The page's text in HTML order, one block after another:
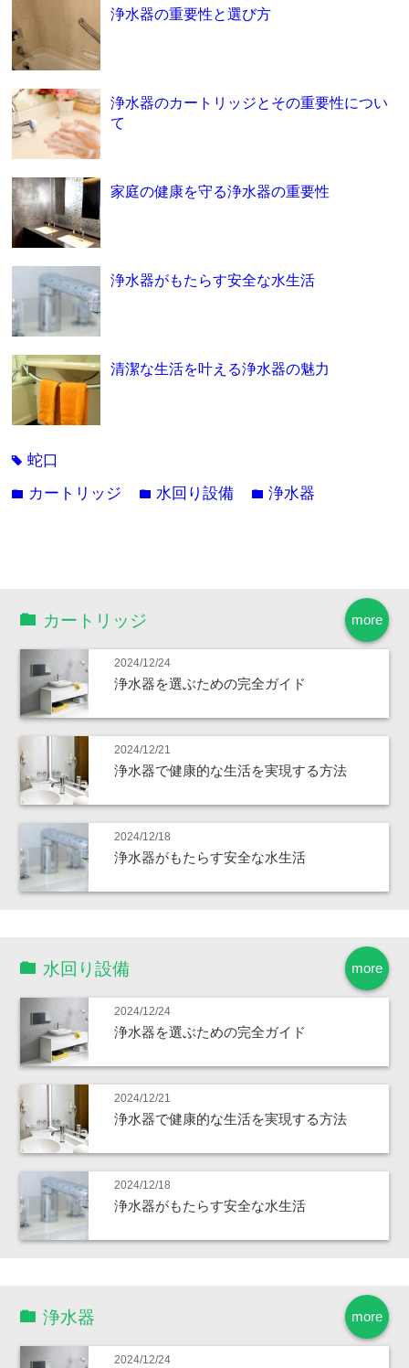
浄水器の重要性と選び方
浄水器のカートリッジとその重要性につい
て
家庭の健康を守る浄水器の重要性
浄水器がもたらす安全な水生活
清潔な生活を叶える浄水器の魅力
tag蛇口
folder カートリッジ folder 水回り設備 folder浄水器
more
カートリッジ
2024/12/24
浄水器を選ぶための完全ガイド
2024/12/21
浄水器で健康的な生活を実現する方法
2024/12/18
浄水器がもたらす安全な水生活
more
水回り設備
2024/12/24
浄水器を選ぶための完全ガイド
2024/12/21
浄水器で健康的な生活を実現する方法
2024/12/18
浄水器がもたらす安全な水生活
more
浄水器
2024/12/24